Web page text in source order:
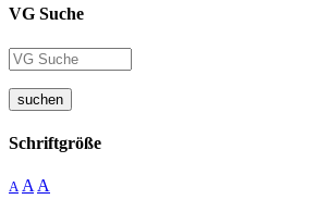
VG Suche
suchen
Schriftgröße
A A A